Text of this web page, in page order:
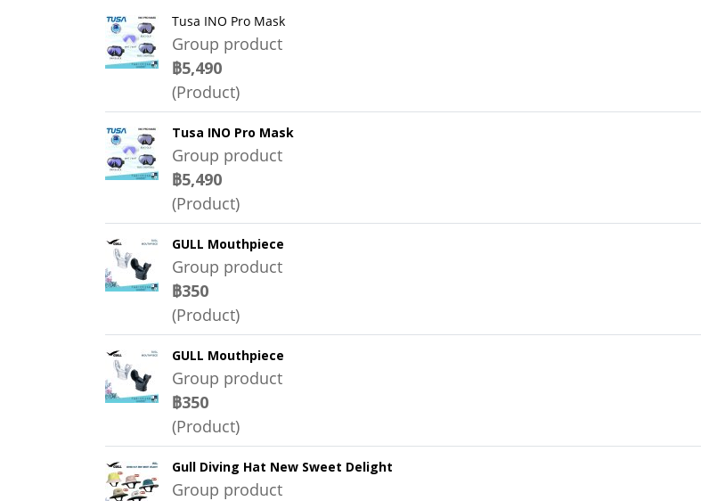
Tusa INO Pro Mask
Group product
฿5,490
(Product)
Tusa INO Pro Mask
Group product
฿5,490
(Product)
GULL Mouthpiece
Group product
฿350
(Product)
GULL Mouthpiece
Group product
฿350
(Product)
Gull Diving Hat New Sweet Delight
Group product